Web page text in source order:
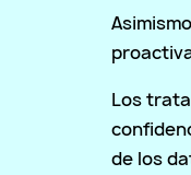
Los
de los